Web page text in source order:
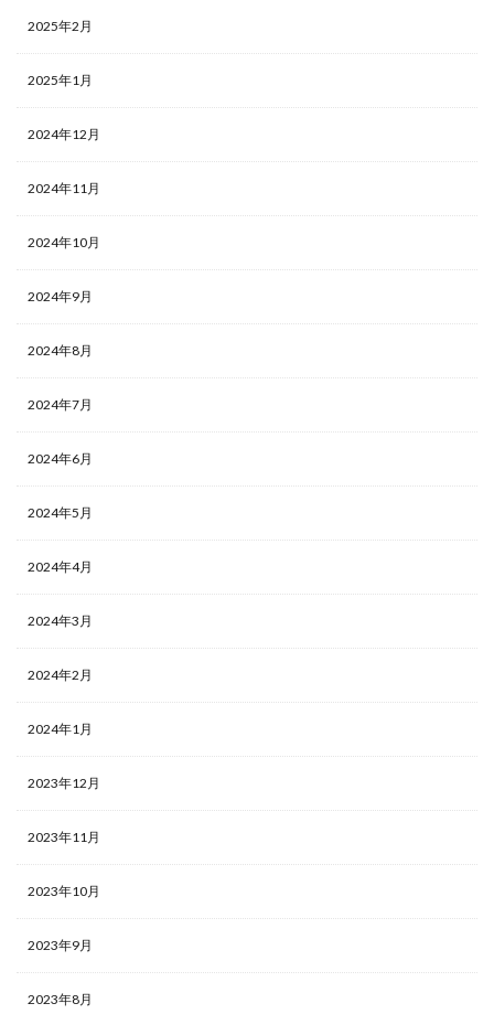
2025年2月
2025年1月
2024年12月
2024年11月
2024年10月
2024年9月
2024年8月
2024年7月
2024年6月
2024年5月
2024年4月
2024年3月
2024年2月
2024年1月
2023年12月
2023年11月
2023年10月
2023年9月
2023年8月